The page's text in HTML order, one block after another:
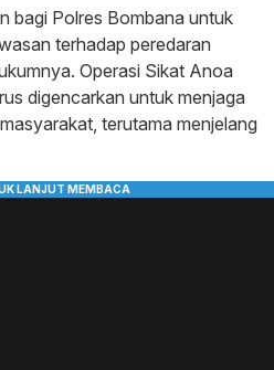
bagi Polres Bombana untuk
terhadap peredaran
Operasi Sikat Anoa
digencarkan untuk menjaga
terutama menjelang